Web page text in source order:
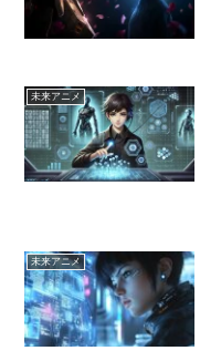
未来アニメ
未来アニメ